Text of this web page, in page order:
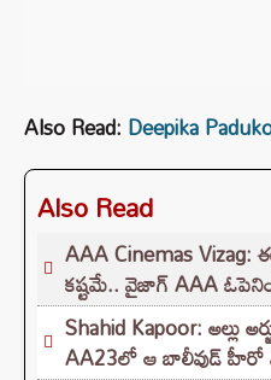
Also Read: Deepika
Also Read
AAA Cinemas
కష్టమే.. వైజాగ్ AAA
Shahid Kapoor: అల్లు
AA23లో ఆ బాలీవుడ్ హీరో